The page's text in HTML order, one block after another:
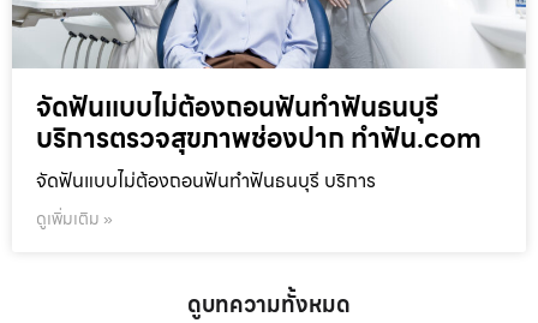
จัดฟันแบบไม่ต้องถอนฟันทำฟันธนบุรี
บริการตรวจสุขภาพช่องปาก ทำฟัน.com
จัดฟันแบบไม่ต้องถอนฟันทำฟันธนบุรี บริการ
ดูเพิ่มเติม »
ดูบทความทั้งหมด